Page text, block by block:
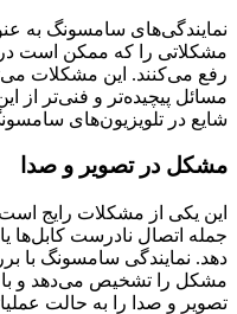
نمایندگی‌های سامسونگ به
مشکلاتی را که ممکن است در
رفع می‌کنند. این مشکلات
مسائل پیچیده‌تر و فنی‌تر از
شایع در تلویزیون‌های
مشکل در تصویر و صدا
این یکی از مشکلات رایج
جمله اتصال نادرست کابل‌ها
دهد. نمایندگی سامسونگ با
مشکل را تشخیص می‌دهد و با
تصویر و صدا را به حالت